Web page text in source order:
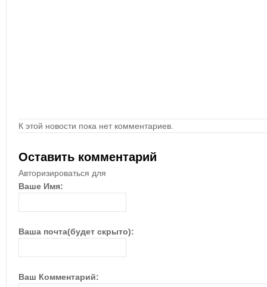
К этой новости пока нет комментариев.
Оставить комментарий
Авторизироваться для
Ваше Имя:
Ваша почта(будет скрыто):
Ваш Комментарий: